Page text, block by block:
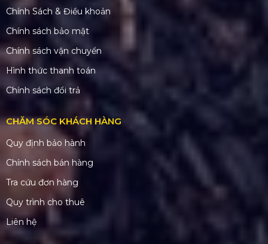
Chính Sách & Điều khoản
Chính sách bảo mật
Chính sách vận chuyển
Hình thức thanh toán
Chính sách đổi trả
CHĂM SÓC KHÁCH HÀNG
Quy định bảo hành
Chính sách bán hàng
Tra cứu đơn hàng
Quy trình cho thuê
Liên hệ